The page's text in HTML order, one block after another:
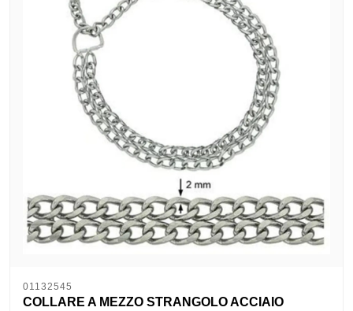
01132545
COLLARE A MEZZO STRANGOLO ACCIAIO